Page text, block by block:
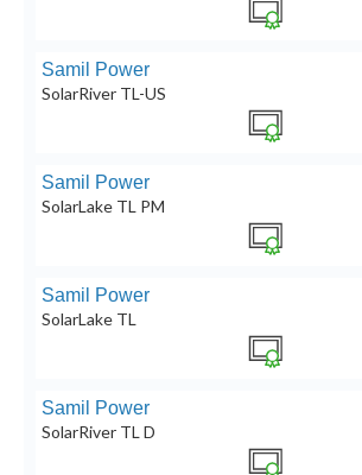
Samil Power
SolarRiver TL-US
Samil Power
SolarLake TL PM
Samil Power
SolarLake TL
Samil Power
SolarRiver TL D